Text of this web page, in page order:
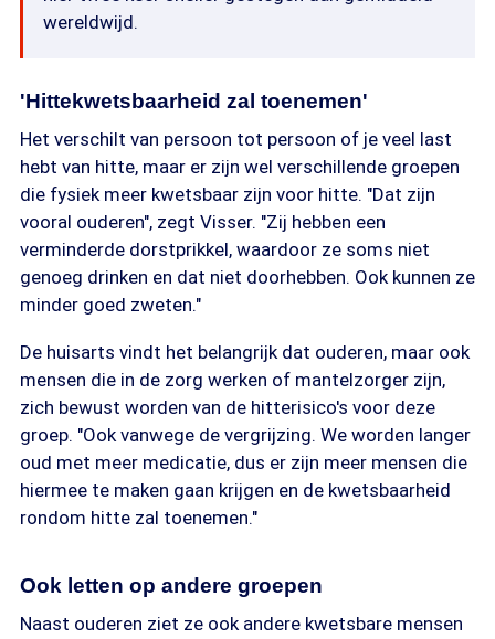
wereldwijd.
'Hittekwetsbaarheid zal toenemen'
Het verschilt van persoon tot persoon of je veel last
hebt van hitte, maar er zijn wel verschillende groepen
die fysiek meer kwetsbaar zijn voor hitte. "Dat zijn
vooral ouderen", zegt Visser. "Zij hebben een
verminderde dorstprikkel, waardoor ze soms niet
genoeg drinken en dat niet doorhebben. Ook kunnen ze
minder goed zweten."
De huisarts vindt het belangrijk dat ouderen, maar ook
mensen die in de zorg werken of mantelzorger zijn,
zich bewust worden van de hitterisico's voor deze
groep. "Ook vanwege de vergrijzing. We worden langer
oud met meer medicatie, dus er zijn meer mensen die
hiermee te maken gaan krijgen en de kwetsbaarheid
rondom hitte zal toenemen."
Ook letten op andere groepen
Naast ouderen ziet ze ook andere kwetsbare mensen